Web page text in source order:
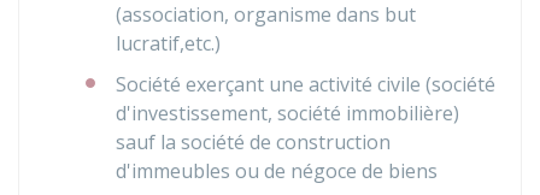
(association, organisme dans but
lucratif,etc.)
Société exerçant une activité civile (société
d'investissement, société immobilière)
sauf la société de construction
d'immeubles ou de négoce de biens